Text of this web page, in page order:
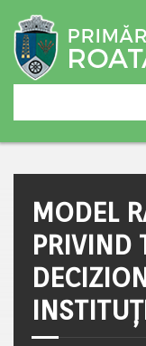
MODEL
PRIVIND